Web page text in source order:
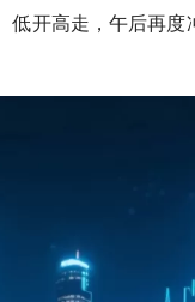
低开高走，午后再